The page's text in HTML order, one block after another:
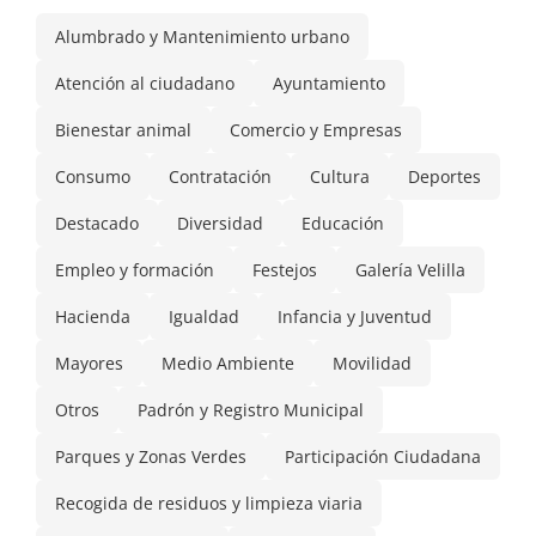
Alumbrado y Mantenimiento urbano
Atención al ciudadano Ayuntamiento
Bienestar animal Comercio y Empresas
Consumo Contratación Cultura Deportes
Destacado Diversidad Educación
Empleo y formación Festejos Galería Velilla
Hacienda Igualdad Infancia y Juventud
Mayores Medio Ambiente Movilidad
Otros Padrón y Registro Municipal
Parques y Zonas Verdes Participación Ciudadana
Recogida de residuos y limpieza viaria